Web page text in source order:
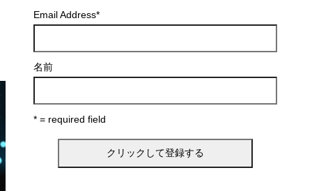
Email Address*
名前
* = required field